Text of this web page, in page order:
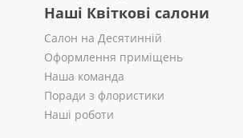
Наші Квіткові салони
Салон на Десятинній
Оформлення приміщень
Наша команда
Поради з флористики
Наші роботи